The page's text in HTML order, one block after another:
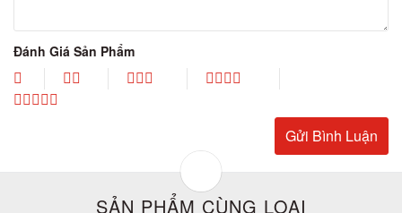
Đánh Giá Sản Phẩm
SẢN PHẨM CÙNG LOẠI